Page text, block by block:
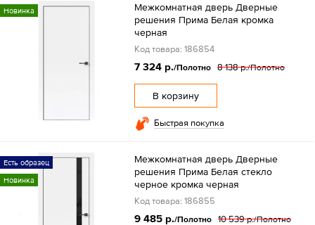
Новинка
Межкомнатная дверь Дверные
решения Прима Белая кромка
черная
Код товара: 186854
7 324 р./Полотно 8 138 р./Полотно
В корзину
Быстрая покупка
Есть образец
Новинка
Межкомнатная дверь Дверные
решения Прима Белая стекло
черное кромка черная
Код товара: 186855
9 485 р./Полотно 10 539 р./Полотно